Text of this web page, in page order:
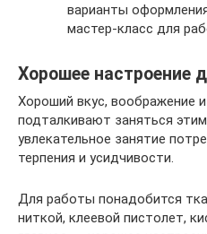
варианты
мастер-класс для
Хорошее настроение
Хороший вкус, воображение
подталкивают заняться
увлекательное занятие
терпения и усидчивости.
Для работы понадобится
ниткой, клеевой пистолет,